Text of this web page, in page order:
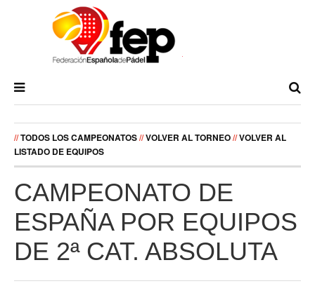
//TODOS LOS CAMPEONATOS//VOLVER AL TORNEO//VOLVER AL
LISTADO DE EQUIPOS
CAMPEONATO DE
ESPAÑA POR EQUIPOS
DE 2ª CAT. ABSOLUTA